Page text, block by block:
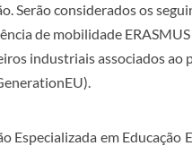
Serão considerados os
de mobilidade
industriais associados
Especializada em